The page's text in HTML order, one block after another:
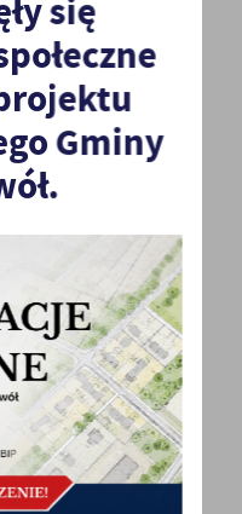
nam swoją opinię
a Twoje zdanie
pomoże!
się
Gminy